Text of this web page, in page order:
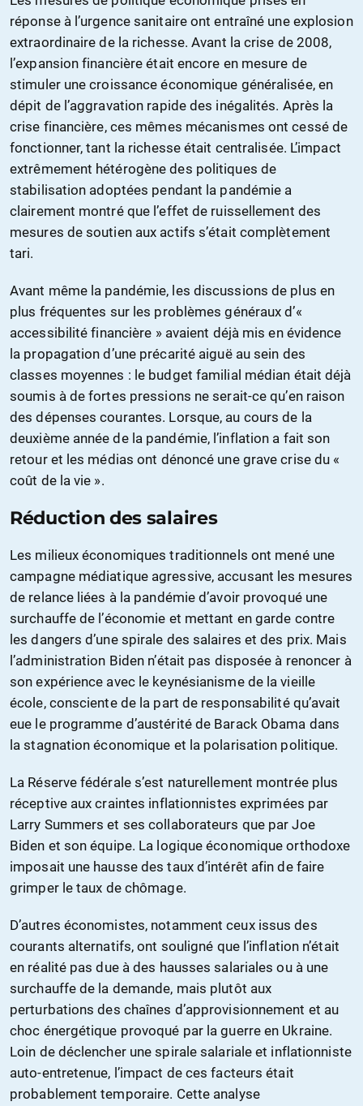
réponse à l’urgence sanitaire ont entraîné une explosion
extraordinaire de la richesse. Avant la crise de 2008,
l’expansion financière était encore en mesure de
stimuler une croissance économique généralisée, en
dépit de l’aggravation rapide des inégalités. Après la
crise financière, ces mêmes mécanismes ont cessé de
fonctionner, tant la richesse était centralisée. L’impact
extrêmement hétérogène des politiques de
stabilisation adoptées pendant la pandémie a
clairement montré que l’effet de ruissellement des
mesures de soutien aux actifs s’était complètement
tari.
Avant même la pandémie, les discussions de plus en
plus fréquentes sur les problèmes généraux d’«
accessibilité financière » avaient déjà mis en évidence
la propagation d’une précarité aiguë au sein des
classes moyennes : le budget familial médian était déjà
soumis à de fortes pressions ne serait-ce qu’en raison
des dépenses courantes. Lorsque, au cours de la
deuxième année de la pandémie, l’inflation a fait son
retour et les médias ont dénoncé une grave crise du «
coût de la vie ».
Réduction des salaires
Les milieux économiques traditionnels ont mené une
campagne médiatique agressive, accusant les mesures
de relance liées à la pandémie d’avoir provoqué une
surchauffe de l’économie et mettant en garde contre
les dangers d’une spirale des salaires et des prix. Mais
l’administration Biden n’était pas disposée à renoncer à
son expérience avec le keynésianisme de la vieille
école, consciente de la part de responsabilité qu’avait
eue le programme d’austérité de Barack Obama dans
la stagnation économique et la polarisation politique.
La Réserve fédérale s’est naturellement montrée plus
réceptive aux craintes inflationnistes exprimées par
Larry Summers et ses collaborateurs que par Joe
Biden et son équipe. La logique économique orthodoxe
imposait une hausse des taux d’intérêt afin de faire
grimper le taux de chômage.
D’autres économistes, notamment ceux issus des
courants alternatifs, ont souligné que l’inflation n’était
en réalité pas due à des hausses salariales ou à une
surchauffe de la demande, mais plutôt aux
perturbations des chaînes d’approvisionnement et au
choc énergétique provoqué par la guerre en Ukraine.
Loin de déclencher une spirale salariale et inflationniste
auto-entretenue, l’impact de ces facteurs était
probablement temporaire. Cette analyse